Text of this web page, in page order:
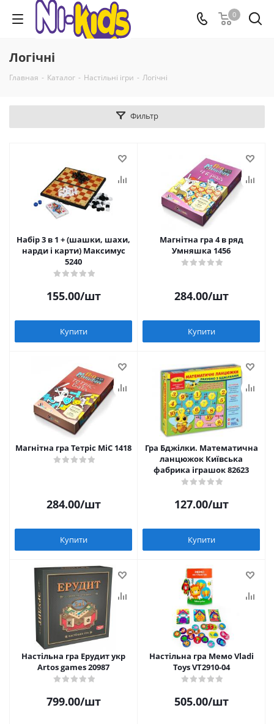
0
Логічні
Главная - Каталог - Настільні ігри - Логічні
Фильтр
Набір 3 в 1 + (шашки, шахи,
нарди і карти) Максимус
5240
155.00/шт
Купити
Магнітна гра 4 в ряд
Умняшка 1456
284.00/шт
Купити
Магнітна гра Тетріс MiC 1418
284.00/шт
Купити
Гра Бджілки. Математична
ланцюжок Київська
фабрика іграшок 82623
127.00/шт
Купити
Настільна гра Ерудит укр
Artos games 20987
799.00/шт
Настільна гра Мемо Vladi
Toys VT2910-04
505.00/шт